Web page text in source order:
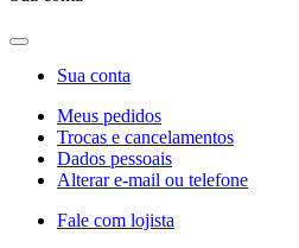
Sua conta
Meus pedidos
Trocas e cancelamentos
Dados pessoais
Alterar e-mail ou telefone
Fale com lojista